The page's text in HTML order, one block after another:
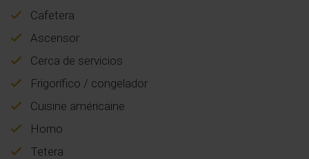
Cafetera
Ascensor
Cerca de servicios
Frigorífico / congelador
Cuisine américaine
Horno
Tetera